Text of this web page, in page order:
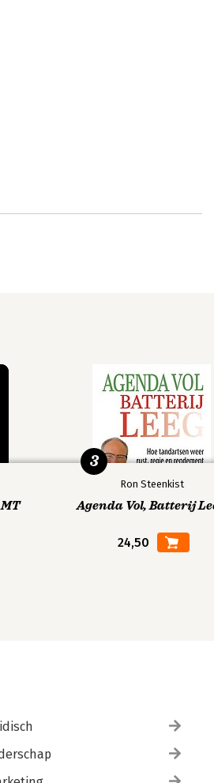
Ron Steenkist
Agenda Vol, Batterij
24,50
3